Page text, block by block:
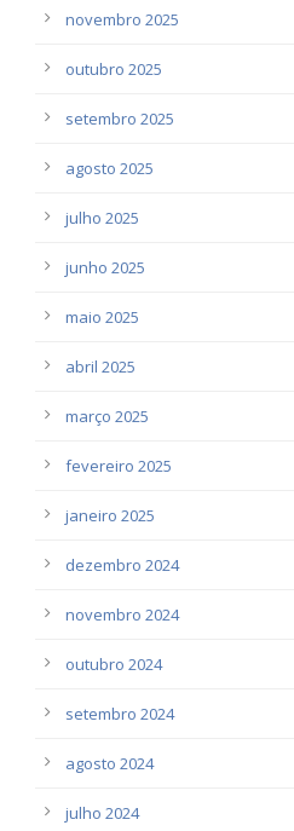
novembro 2025
outubro 2025
setembro 2025
agosto 2025
julho 2025
junho 2025
maio 2025
abril 2025
março 2025
fevereiro 2025
janeiro 2025
dezembro 2024
novembro 2024
outubro 2024
setembro 2024
agosto 2024
julho 2024